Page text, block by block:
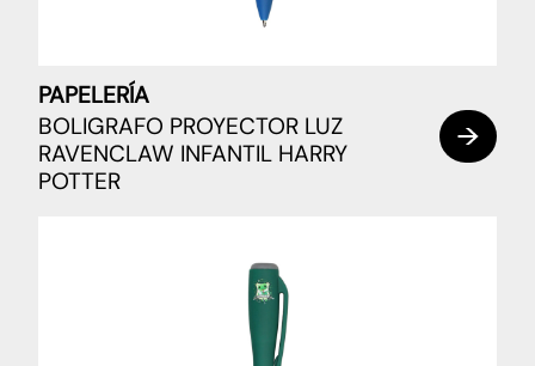
PAPELERÍA
BOLIGRAFO PROYECTOR LUZ
RAVENCLAW INFANTIL HARRY
POTTER